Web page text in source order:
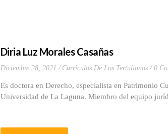
Diria Luz Morales Casañas
Diciembre 28, 2021 Curriculos De Los Tertulianos 0
Es doctora en Derecho, especialista en Patrimonio
Universidad de La Laguna. Miembro del equipo